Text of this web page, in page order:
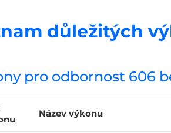
důležitých
pro odbornost 606
Název výkonu